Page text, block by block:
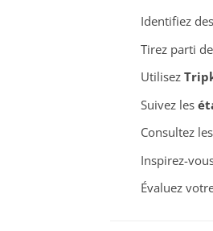
Identifiez des
Tirez parti
Utilisez
Suivez les
Consultez les
Inspirez-
Évaluez